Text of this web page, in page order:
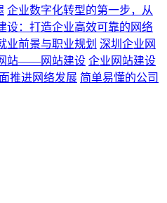
企业数字化转型的第一步，从
设：打造企业高效可靠的网络
业前景与职业规划 深圳企业网
站——网站建设 企业网站建设
推进网络发展 简单易懂的公司